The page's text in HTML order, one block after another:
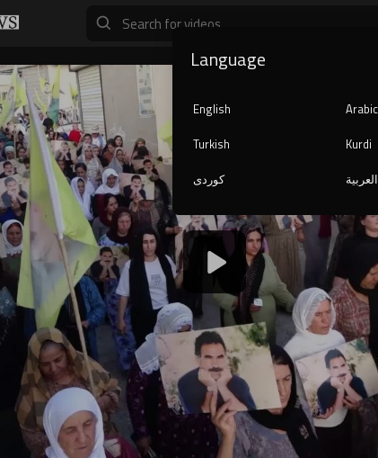
Language
English
Arabic
Turkish
Kurdi
کوردی
العربية